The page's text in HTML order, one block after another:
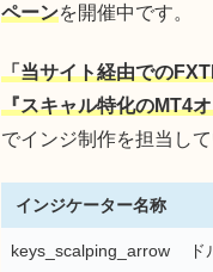
ペーンを開催中です。
「当サイト経由での
『スキャル特化のMT4
でインジ制作を担当し
インジケーター名称
keys_scalping_arrow